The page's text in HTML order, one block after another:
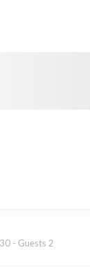
- Guests 2